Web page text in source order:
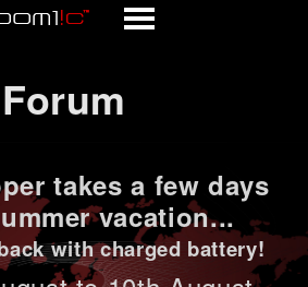
Forum
takes a few days
vacation...
with charged battery!